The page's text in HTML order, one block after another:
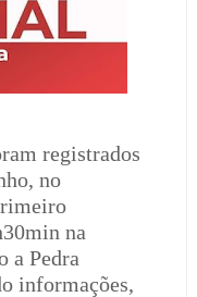
registrados
no
na
a Pedra
informações,